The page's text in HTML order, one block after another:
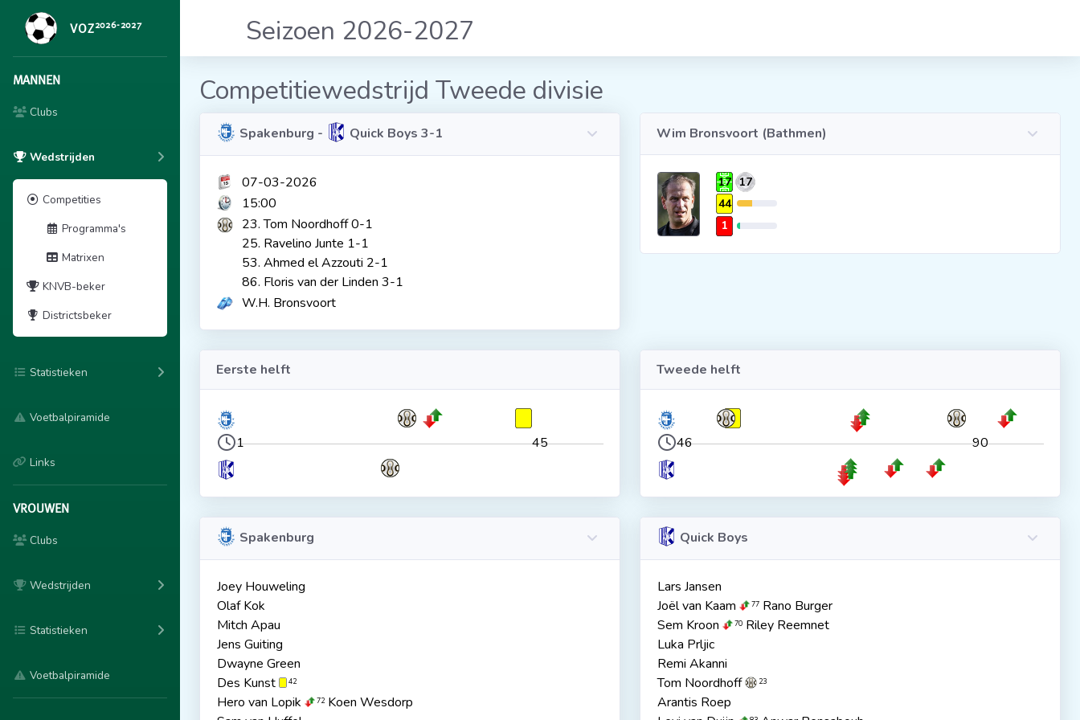
VOZ2026-2027
MANNEN
Clubs
Wedstrijden
Competities
Programma's
Matrixen
KNVB-beker
Districtsbeker
Statistieken
Voetbalpiramide
Links
VROUWEN
Clubs
Wedstrijden
Statistieken
Voetbalpiramide
Seizoen 2026-2027
Competitiewedstrijd Tweede divisie
Spakenburg - Quick Boys 3-1
07-03-2026
15:00
23. Tom Noordhoff 0-1
25. Ravelino Junte 1-1
53. Ahmed el Azzouti 2-1
86. Floris van der Linden 3-1
W.H. Bronsvoort
Wim Bronsvoort (Bathmen)
17 17
44
1
Eerste helft
1 45
Tweede helft
46 90
Spakenburg
Joey Houweling
Olaf Kok
Mitch Apau
Jens Guiting
Dwayne Green
Des Kunst
42
Hero van Lopik 72 Koen Wesdorp
Quick Boys
Lars Jansen
Joël van Kaam
77 Rano Burger
Sem Kroon
70 Riley Reemnet
Luka Prljic
Remi Akanni
Tom Noordhoff
23
Arantis Roep